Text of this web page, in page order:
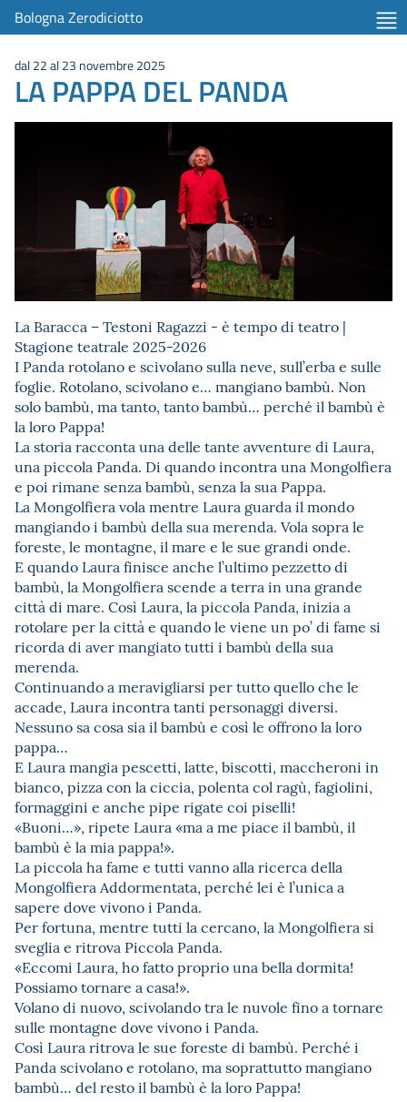
Bologna Zerodiciotto
dal 22 al 23 novembre 2025
LA PAPPA DEL PANDA
La Baracca – Testoni Ragazzi - è tempo di teatro |
Stagione teatrale 2025-2026
I Panda rotolano e scivolano sulla neve, sull’erba e sulle
foglie. Rotolano, scivolano e… mangiano bambù. Non
solo bambù, ma tanto, tanto bambù… perché il bambù è
la loro Pappa!
La storia racconta una delle tante avventure di Laura,
una piccola Panda. Di quando incontra una Mongolfiera
e poi rimane senza bambù, senza la sua Pappa.
La Mongolfiera vola mentre Laura guarda il mondo
mangiando i bambù della sua merenda. Vola sopra le
foreste, le montagne, il mare e le sue grandi onde.
E quando Laura finisce anche l’ultimo pezzetto di
bambù, la Mongolfiera scende a terra in una grande
città di mare. Così Laura, la piccola Panda, inizia a
rotolare per la città e quando le viene un po’ di fame si
ricorda di aver mangiato tutti i bambù della sua
merenda.
Continuando a meravigliarsi per tutto quello che le
accade, Laura incontra tanti personaggi diversi.
Nessuno sa cosa sia il bambù e così le offrono la loro
pappa…
E Laura mangia pescetti, latte, biscotti, maccheroni in
bianco, pizza con la ciccia, polenta col ragù, fagiolini,
formaggini e anche pipe rigate coi piselli!
«Buoni…», ripete Laura «ma a me piace il bambù, il
bambù è la mia pappa!».
La piccola ha fame e tutti vanno alla ricerca della
Mongolfiera Addormentata, perché lei è l’unica a
sapere dove vivono i Panda.
Per fortuna, mentre tutti la cercano, la Mongolfiera si
sveglia e ritrova Piccola Panda.
«Eccomi Laura, ho fatto proprio una bella dormita!
Possiamo tornare a casa!».
Volano di nuovo, scivolando tra le nuvole fino a tornare
sulle montagne dove vivono i Panda.
Così Laura ritrova le sue foreste di bambù. Perché i
Panda scivolano e rotolano, ma soprattutto mangiano
bambù… del resto il bambù è la loro Pappa!